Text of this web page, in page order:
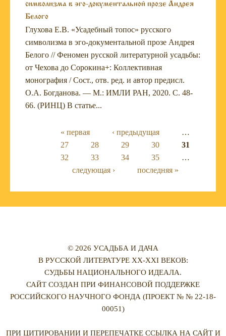
символизма в эго-документальной прозе Андрея
Белого
Глухова Е.В. «Усадебный топос» русского
символизма в эго-документальной прозе Андрея
Белого // Феномен русской литературной усадьбы:
от Чехова до Сорокина+: Коллективная
монография / Сост., отв. ред. и автор предисл.
О.А. ­Богданова. — М.: ИМЛИ РАН, 2020. С. 48-
66. (РИНЦ) В статье...
Страницы
« первая ‹ предыдущая
…
27
28 29 30
31
32
33 34 35
…
следующая ›
последняя »
© 2026 УСАДЬБА И ДАЧА
В РУССКОЙ ЛИТЕРАТУРЕ XX-XXI ВЕКОВ:
СУДЬБЫ НАЦИОНАЛЬНОГО ИДЕАЛА.
САЙТ СОЗДАН ПРИ ФИНАНСОВОЙ ПОДДЕРЖКЕ
РОССИЙСКОГО НАУЧНОГО ФОНДА (ПРОЕКТ № № 22-18-
00051)
ПРИ ЦИТИРОВАНИИ И ПЕРЕПЕЧАТКЕ ССЫЛКА НА САЙТ И